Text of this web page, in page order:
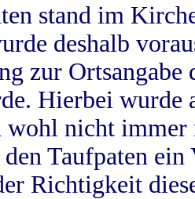
stand im
deshalb
zur
Hierbei wurde
wohl nicht
Taufpaten
Richtigkeit